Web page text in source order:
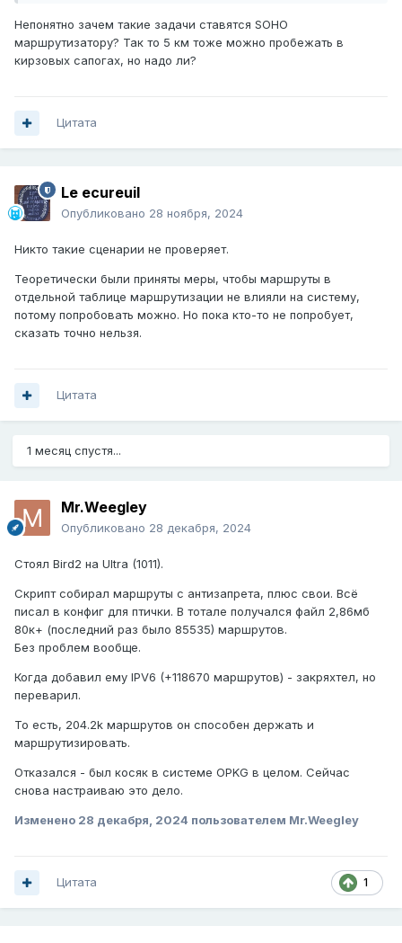
Непонятно зачем такие задачи ставятся SOHO
маршрутизатору? Так то 5 км тоже можно пробежать в
кирзовых сапогах, но надо ли?
Цитата
Le ecureuil
Опубликовано 28 ноября, 2024
Никто такие сценарии не проверяет.
Теоретически были приняты меры, чтобы маршруты в
отдельной таблице маршрутизации не влияли на систему,
потому попробовать можно. Но пока кто-то не попробует,
сказать точно нельзя.
Цитата
1 месяц спустя...
Mr.Weegley
Опубликовано 28 декабря, 2024
Стоял Bird2 на Ultra (1011).
Скрипт собирал маршруты с антизапрета, плюс свои. Всё
писал в конфиг для птички. В тотале получался файл 2,86мб
80к+ (последний раз было 85535) маршрутов.
Без проблем вообще.
Когда добавил ему IPV6 (+118670 маршрутов) - закряхтел, но
переварил.
То есть, 204.2k маршрутов он способен держать и
маршрутизировать.
Отказался - был косяк в системе OPKG в целом. Сейчас
снова настраиваю это дело.
Изменено 28 декабря, 2024 пользователем Mr.Weegley
1
Цитата